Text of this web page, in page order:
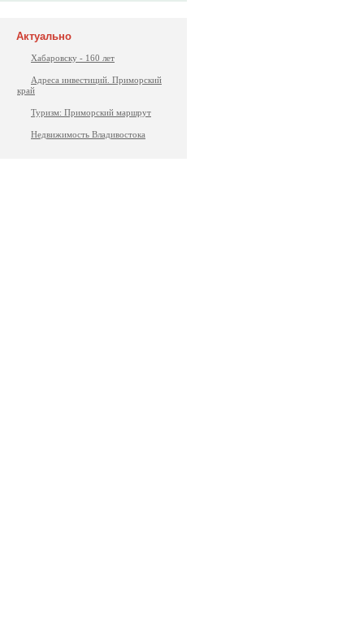
Актуально
Хабаровску - 160 лет
Адреса инвестиций. Приморский
край
Туризм: Приморский маршрут
Недвижимость Владивостока